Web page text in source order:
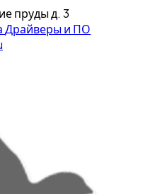
пруды д. 3
Драйверы и ПО